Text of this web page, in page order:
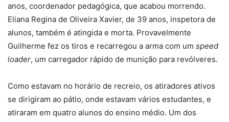
anos, coordenador pedagógica, que acabou morrendo.
Eliana Regina de Oliveira Xavier, de 39 anos, inspetora de
alunos, também é atingida e morta. Provavelmente
Guilherme fez os tiros e recarregou a arma com um speed
loader, um carregador rápido de munição para revólveres.
Como estavam no horário de recreio, os atiradores ativos
se dirigiram ao pátio, onde estavam vários estudantes, e
atiraram em quatro alunos do ensino médio. Um dos